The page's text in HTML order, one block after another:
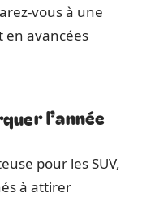
vous à une
en avancées
l’année
pour les SUV,
à attirer